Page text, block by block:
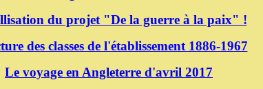
du projet "De la guerre à la paix" !
des classes de l'établissement 1886-1967
Le voyage en Angleterre d'avril 2017